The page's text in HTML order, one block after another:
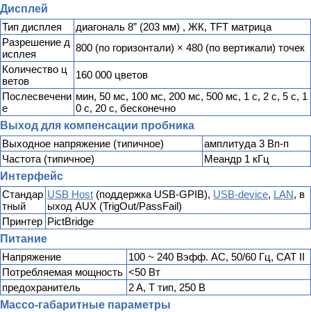
Дисплей
Тип дисплея
диагональ 8” (203 мм) , ЖК, TFT матрица
Разрешение д
исплея
800 (по горизонтали) × 480 (по вертикали) точек
Количество ц
ветов
160 000 цветов
Послесвечени
е
мин, 50 мс, 100 мс, 200 мс, 500 мс, 1 с, 2 с, 5 с, 1
0 с, 20 с, бесконечно
Выход для компенсации пробника
Выходное напряжение (типичное)
амплитуда 3 Вп-п
Частота (типичное)
Меандр 1 кГц
Интерфейс
Стандар
тный
USB Host (поддержка USB-GPIB), USB-device, LAN, в
ыход AUX (TrigOut/PassFail)
Принтер PictBridge
Питание
Напряжение
100 ~ 240 Вэфф. AC, 50/60 Гц, CAT II
Потребляемая мощность <50 Вт
предохранитель
2 A, T тип, 250 В
Массо-габаритные параметры